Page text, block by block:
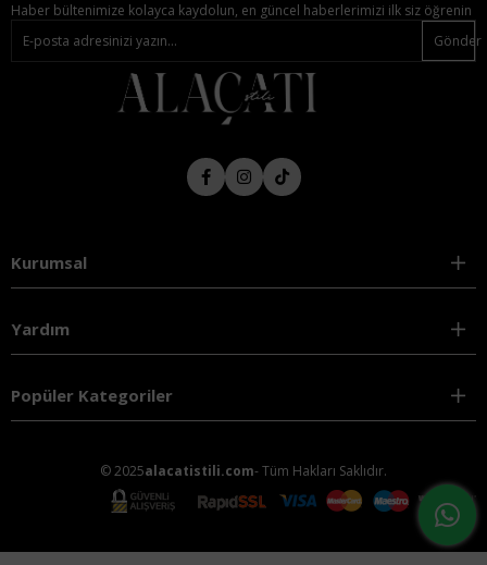
Haber bültenimize kolayca kaydolun, en güncel haberlerimizi ilk siz öğrenin
Gönder
Kurumsal
Yardım
Popüler Kategoriler
© 2025alacatistili.com- Tüm Hakları Saklıdır.